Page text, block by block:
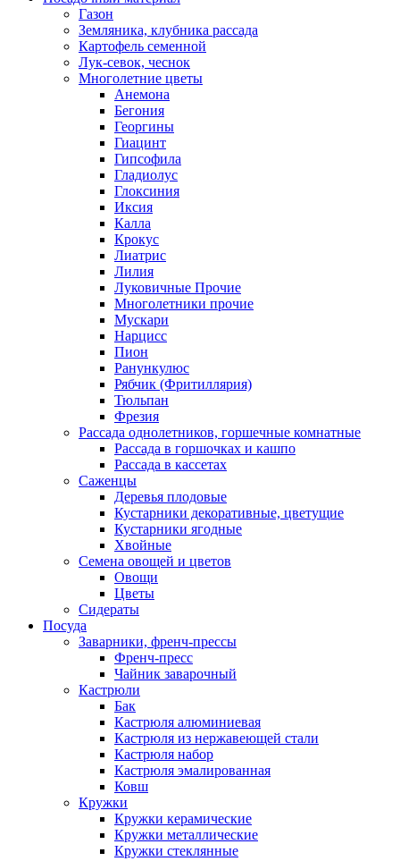
Газон
Земляника, клубника рассада
Картофель семенной
Лук-севок, чеснок
Многолетние цветы
Анемона
Бегония
Георгины
Гиацинт
Гипсофила
Гладиолус
Глоксиния
Иксия
Калла
Крокус
Лиатрис
Лилия
Луковичные Прочие
Многолетники прочие
Мускари
Нарцисс
Пион
Ранункулюс
Рябчик (Фритиллярия)
Тюльпан
Фрезия
Рассада однолетников, горшечные комнатные
Рассада в горшочках и кашпо
Рассада в кассетах
Саженцы
Деревья плодовые
Кустарники декоративные, цветущие
Кустарники ягодные
Хвойные
Семена овощей и цветов
Овощи
Цветы
Сидераты
Посуда
Заварники, френч-прессы
Френч-пресс
Чайник заварочный
Кастрюли
Бак
Кастрюля алюминиевая
Кастрюля из нержавеющей стали
Кастрюля набор
Кастрюля эмалированная
Ковш
Кружки
Кружки керамические
Кружки металлические
Кружки стеклянные